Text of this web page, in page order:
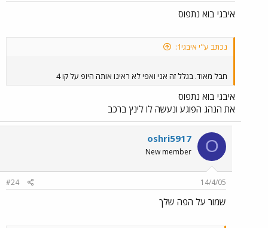
איבגי בוא נתפוס
נכתב ע"י איבגי1:
חבל מאוד. בגלל זה אני ואפי לא ראינו אותה היופ על קו 4
איבגי בוא נתפוס
את הנהג הפוגע ונעשה לו לינץ ברכב
O
oshri5917
New member
14/4/05
#24
שמור על הפה שלך